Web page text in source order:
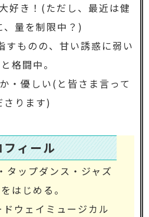
好き！(ただし、最近は健
、量を制限中？)
すものの、甘い誘惑に弱い
格闘中。
・優しい(と皆さま言って
さります)
フィール
タップダンス・ジャズ
はじめる。
ウェイミュージカル